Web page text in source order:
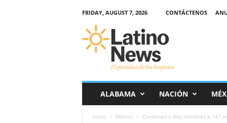
FRIDAY, AUGUST 7, 2026 CONTÁCTENOS
ALABAMA NACIÓN
Inicio México Condenan a diez hombres a 141